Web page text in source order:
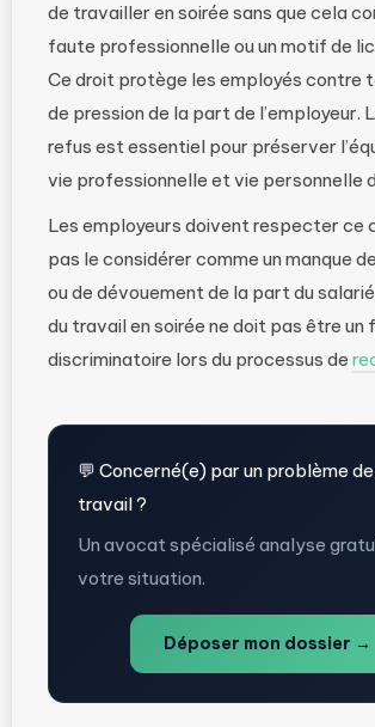
de travailler en soirée sans que cela
faute professionnelle ou un motif de
Ce droit protège les employés contre
de pression de la part de l’employeur.
refus est essentiel pour préserver
vie professionnelle et vie personnelle
Les employeurs doivent respecter ce
pas le considérer comme un manque
ou de dévouement de la part du
du travail en soirée ne doit pas être un
discriminatoire lors du processus de
💬 Concerné(e) par un problème
travail ?
Un avocat spécialisé analyse
votre situation.
Déposer mon dossier →